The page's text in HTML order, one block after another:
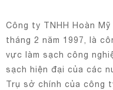
Công ty TNHH Hoàn
tháng 2 năm 1997, là
vực làm sạch công
sạch hiện đại của các
Trụ sở chính của công